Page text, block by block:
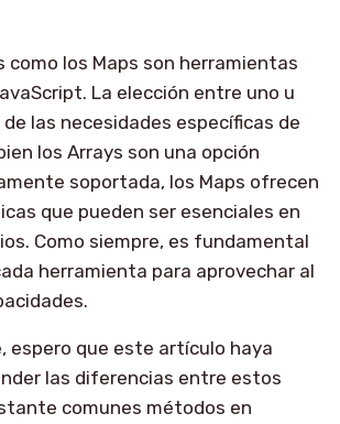
como los Maps son herramientas
La elección entre uno u
las necesidades específicas de
los Arrays son una opción
soportada, los Maps ofrecen
que pueden ser esenciales en
Como siempre, es fundamental
herramienta para aprovechar al
espero que este artículo haya
las diferencias entre estos
comunes métodos en